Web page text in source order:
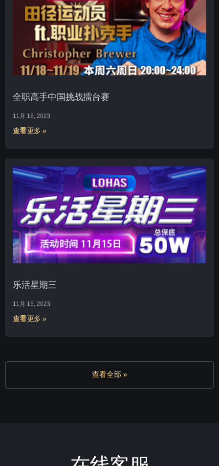
全职高手中国挑战擂台赛
11月 16, 2023
查看更多 »
乐活星期三
11月 15, 2023
查看更多 »
查看全部 »